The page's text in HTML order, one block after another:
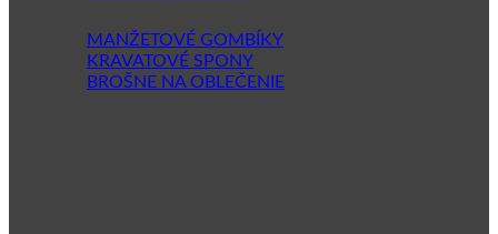
MANŽETOVÉ GOMBÍKY
KRAVATOVÉ SPONY
BROŠNE NA OBLEČENIE